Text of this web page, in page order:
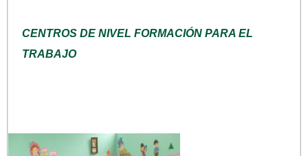
CENTROS DE NIVEL FORMACIÓN PARA EL
TRABAJO